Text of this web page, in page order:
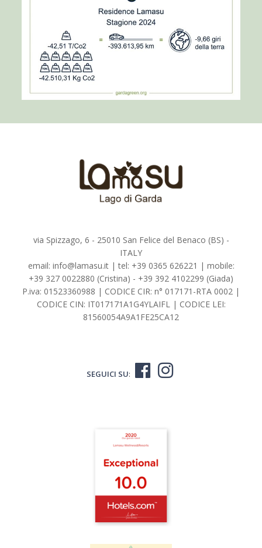
via Spizzago, 6 - 25010 San Felice del Benaco (BS) -
ITALY
email: info@lamasu.it| tel: +39 0365 626221 | mobile:
+39 327 0022880 (Cristina) - +39 392 4102299 (Giada)
P.iva: 01523360988 | CODICE CIR: n° 017171-RTA 0002 |
CODICE CIN: IT017171A1G4YLAIFL | CODICE LEI:
81560054A9A1FE25CA12
SEGUICI SU: